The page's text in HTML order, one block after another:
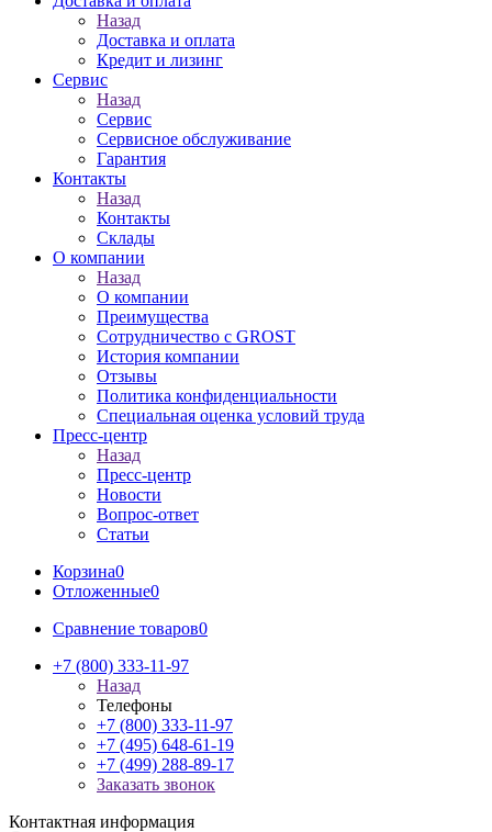
Назад
Доставка и оплата
Кредит и лизинг
Сервис
Назад
Сервис
Сервисное обслуживание
Гарантия
Контакты
Назад
Контакты
Склады
О компании
Назад
О компании
Преимущества
Сотрудничество с GROST
История компании
Отзывы
Политика конфиденциальности
Специальная оценка условий труда
Пресс-центр
Назад
Пресс-центр
Новости
Вопрос-ответ
Статьи
Корзина0
Отложенные0
Сравнение товаров0
+7 (800) 333-11-97
Назад
Телефоны
+7 (800) 333-11-97
+7 (495) 648-61-19
+7 (499) 288-89-17
Заказать звонок
Контактная информация